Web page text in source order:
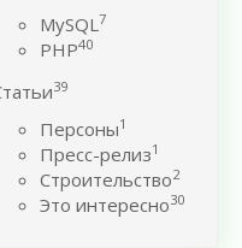
MySQL7
PHP40
39
Персоны1
Пресс-релиз1
Строительство2
Это интересно30